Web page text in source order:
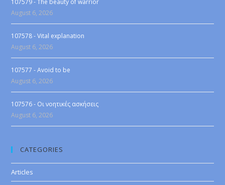
107579 - The beauty of warrior
August 6, 2026
107578 - Vital explanation
August 6, 2026
107577 - Avoid to be
August 6, 2026
107576 - Οι νοητικές ασκήσεις
August 6, 2026
CATEGORIES
Articles